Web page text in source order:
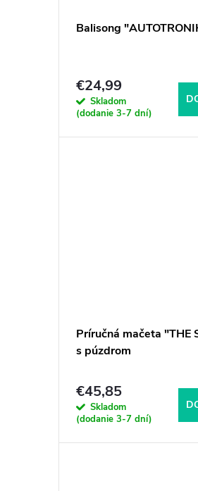
Balisong
€24,99
Skladom
(dodanie 3-7 dní)
Príručná mačeta "THE
s púzdrom
€45,85
Skladom
(dodanie 3-7 dní)